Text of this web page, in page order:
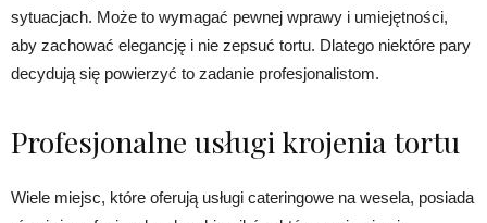
sytuacjach. Może to wymagać pewnej wprawy i umiejętności,
aby zachować elegancję i nie zepsuć tortu. Dlatego niektóre pary
decydują się powierzyć to zadanie profesjonalistom.
Profesjonalne usługi krojenia tortu
Wiele miejsc, które oferują usługi cateringowe na wesela, posiada